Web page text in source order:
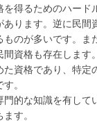
を得るためのハード
ります。逆に民間
のが多いです。ま
資格も存在します。
た資格であり、特定
。
的な知識を有して
す。